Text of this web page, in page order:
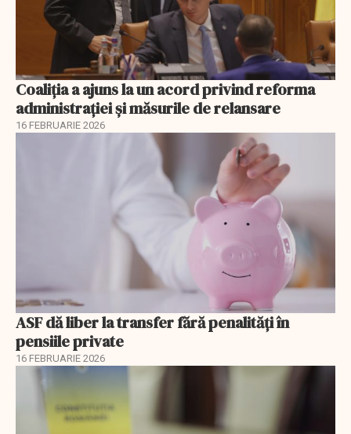
Coaliția a ajuns la un acord privind reforma
administrației și măsurile de relansare
16 FEBRUARIE 2026
ASF dă liber la transfer fără penalități în
pensiile private
16 FEBRUARIE 2026